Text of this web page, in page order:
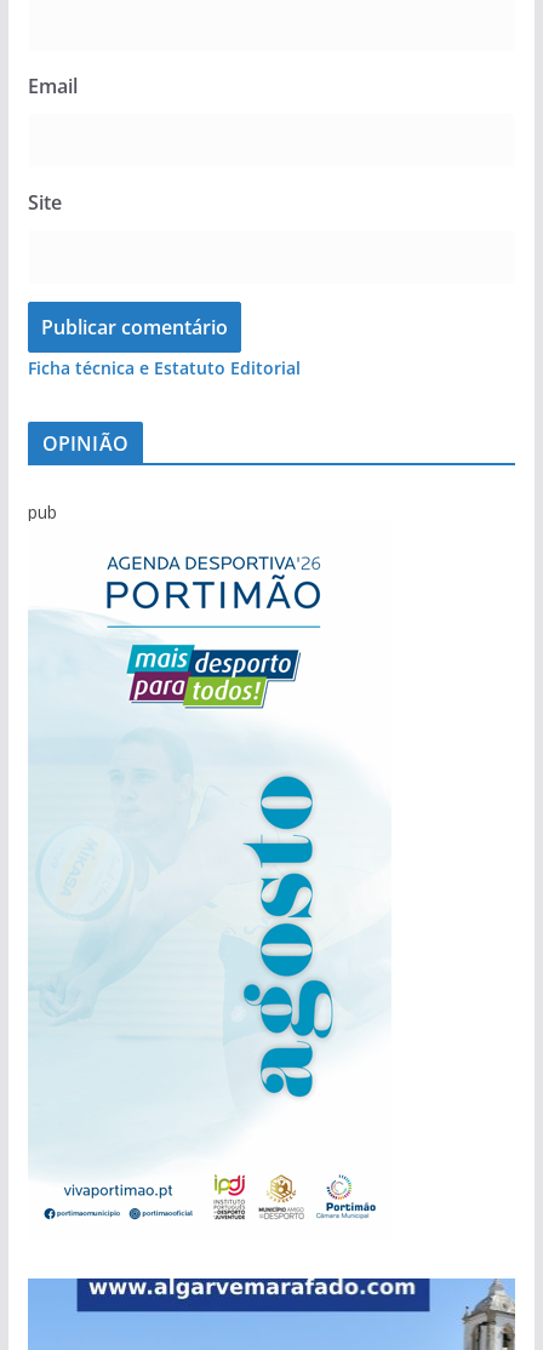
Email
Site
Ficha técnica e Estatuto Editorial
OPINIÃO
pub